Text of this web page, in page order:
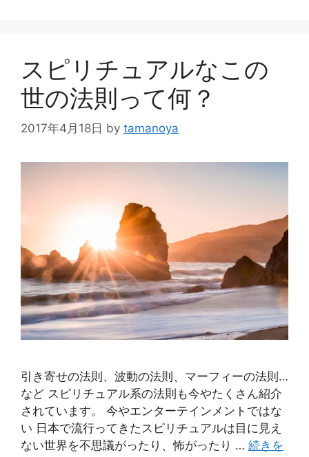
スピリチュアルなこの
世の法則って何？
2017年4月18日 by tamanoya
引き寄せの法則、波動の法則、マーフィーの法則…
など スピリチュアル系の法則も今やたくさん紹介
されています。 今やエンターテインメントではな
い 日本で流行ってきたスピリチュアルは目に見え
ない世界を不思議がったり、怖がったり … 続きを